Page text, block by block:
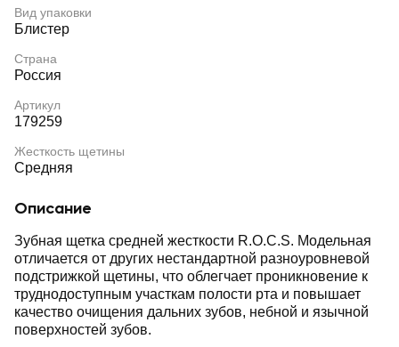
Вид упаковки
Блистер
Страна
Россия
Артикул
179259
Жесткость щетины
Средняя
Описание
Зубная щетка средней жесткости R.O.C.S. Модельная
отличается от других нестандартной разноуровневой
подстрижкой щетины, что облегчает проникновение к
труднодоступным участкам полости рта и повышает
качество очищения дальних зубов, небной и язычной
поверхностей зубов.